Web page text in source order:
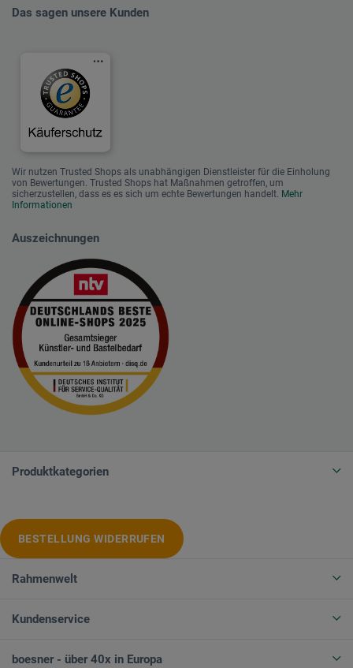
Das sagen unsere Kunden
Wir nutzen Trusted Shops als unabhängigen Dienstleister für die Einholung
von Bewertungen. Trusted Shops hat Maßnahmen getroffen, um
sicherzustellen, dass es es sich um echte Bewertungen handelt. Mehr
Informationen
Auszeichnungen
Produktkategorien
BESTELLUNG WIDERRUFEN
Rahmenwelt
Kundenservice
boesner - über 40x in Europa